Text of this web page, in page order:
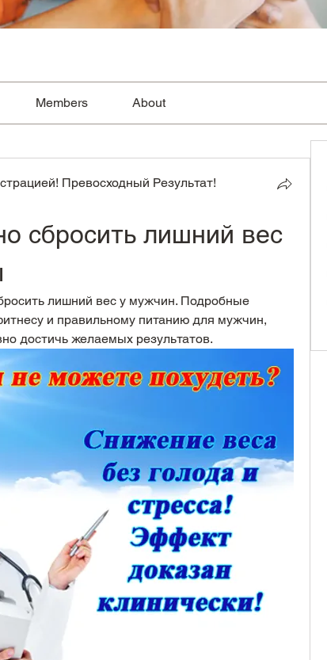
Members About
Превосходный Результат!
сбросить лишний вес
лишний вес у мужчин. Подробные
и правильному питанию для мужчин,
достичь желаемых результатов.